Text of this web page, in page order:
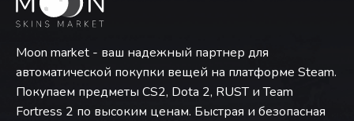
Moon market - ваш надежный партнер для
автоматической покупки вещей на платформе Steam.
Покупаем предметы CS2, Dota 2, RUST и Team
Fortress 2 по высоким ценам. Быстрая и безопасная